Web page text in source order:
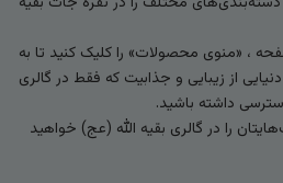
، «منوی محصولات» را کلیک کنید تا به
دنیایی از زیبایی و جذابیت که فقط در گالری
داشته باشید.
را در گالری بقیه الله (عج) خواهید